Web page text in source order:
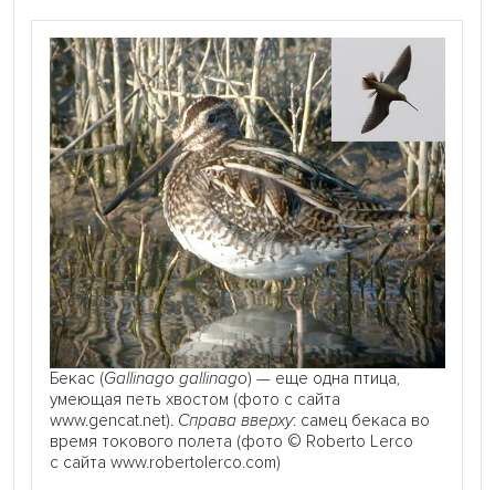
Бекас (Gallinago gallinago) — еще одна птица,
умеющая петь хвостом (фото с сайта
www.gencat.net). Справа вверху: самец бекаса во
время токового полета (фото © Roberto Lerco
с сайта www.robertolerco.com)